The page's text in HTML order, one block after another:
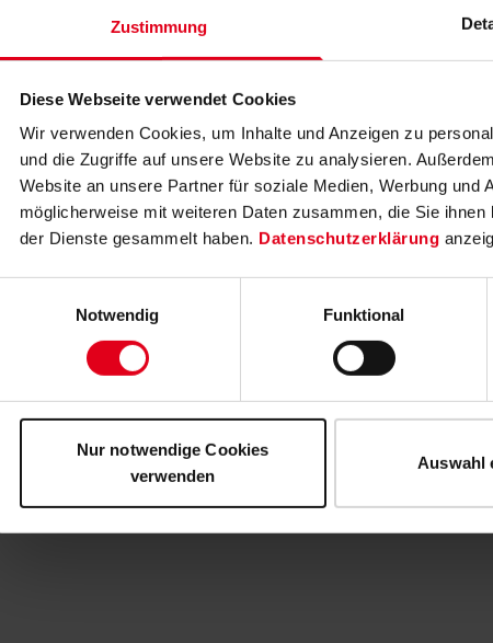
Zustimmung
Diese Webseite verwendet Cookies
Wir verwenden Cookies, um Inhalte und Anzeigen zu
und die Zugriffe auf unsere Website zu analysieren.
Website an unsere Partner für soziale Medien, Werbung
möglicherweise mit weiteren Daten zusammen, die Sie
der Dienste gesammelt haben. Datenschutzerklärung
Notwendig
Funktional
Nur notwendige Cookies
verwenden
Auswahl